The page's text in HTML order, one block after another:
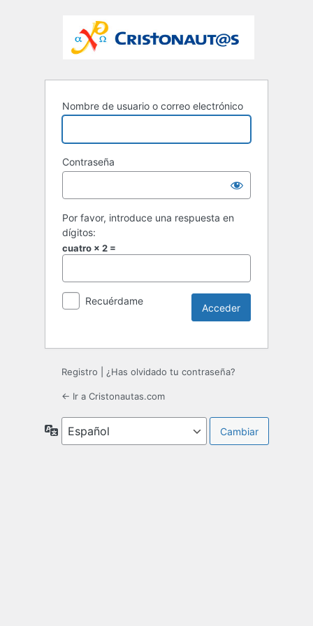
Nombre de usuario o correo electrónico
Contraseña
Por favor, introduce una respuesta en
dígitos:
cuatro × 2 =
Recuérdame
Registro ¿Has olvidado tu contraseña?
← Ir a Cristonautas.com
Idioma